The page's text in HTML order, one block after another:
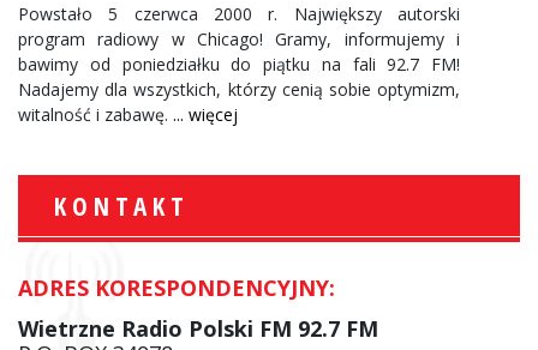
Powstało 5 czerwca 2000 r. Największy autorski
program radiowy w Chicago! Gramy, informujemy i
bawimy od poniedziałku do piątku na fali 92.7 FM!
Nadajemy dla wszystkich, którzy cenią sobie optymizm,
witalność i zabawę. ... więcej
KONTAKT
ADRES KORESPONDENCYJNY:
Wietrzne Radio Polski FM 92.7 FM